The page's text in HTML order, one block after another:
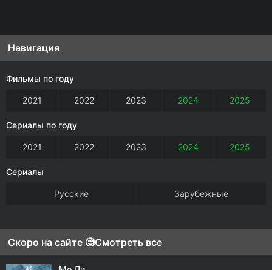
Навигация
Фильмы по году
2021 2022 2023 2024 2025
Сериалы по году
2021 2022 2023 2024 2025
Сериалы
Русские Зарубежные
Скоро на сайте 🧐Смотреть все